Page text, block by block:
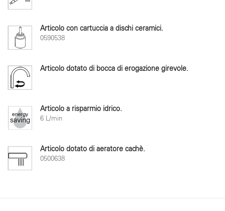
Articolo con cartuccia a dischi ceramici.
0590538
Articolo dotato di bocca di erogazione girevole.
Articolo a risparmio idrico.
6 L/min
Articolo dotato di aeratore cachè.
0500638